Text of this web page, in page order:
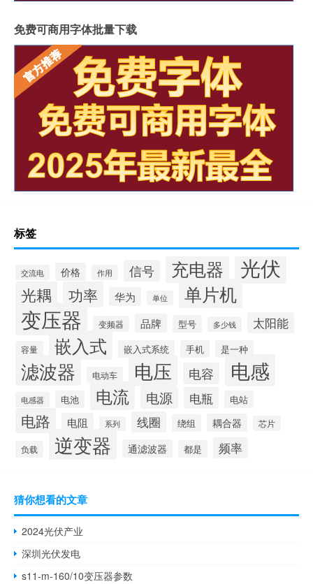
免费可商用字体批量下载
标签
交流电 价格 作用 信号 充电器 光伏
光耦 功率 华为 单位 单片机
变压器 变频器 品牌 型号 多少钱 太阳能
容量 嵌入式 嵌入式系统 手机 是一种
滤波器 电动车 电压 电容 电感
电感器 电池 电流 电源 电瓶 电站
电路 电阻 系列 线圈 绕组 耦合器 芯片
负载 逆变器 通滤波器 都是 频率
猜你想看的文章
2024光伏产业
深圳光伏发电
s11-m-160/10变压器参数